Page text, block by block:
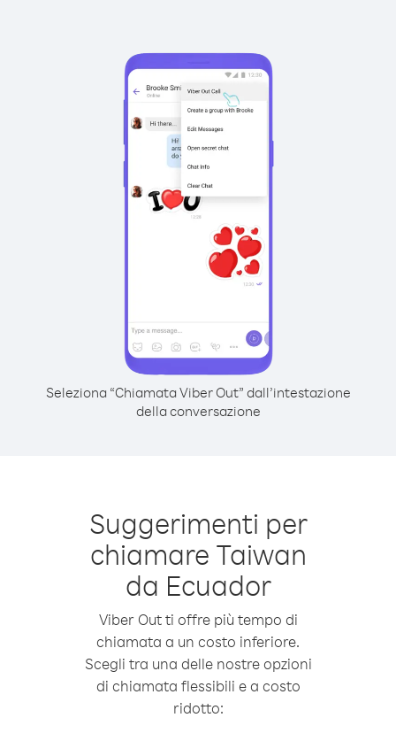
Seleziona “Chiamata Viber Out” dall’intestazione
della conversazione
Suggerimenti per
chiamare Taiwan
da Ecuador
Viber Out ti offre più tempo di
chiamata a un costo inferiore.
Scegli tra una delle nostre opzioni
di chiamata flessibili e a costo
ridotto: